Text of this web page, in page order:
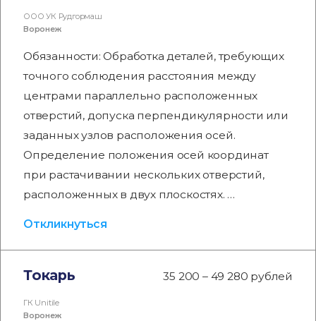
ООО УК Рудгормаш
Воронеж
Обязанности: Обработка деталей, требующих
точного соблюдения расстояния между
центрами параллельно расположенных
отверстий, допуска перпендикулярности или
заданных узлов расположения осей.
Определение положения осей координат
при растачивании нескольких отверстий,
расположенных в двух плоскостях. …
Откликнуться
Токарь 35 200 – 49 280 рублей
ГК Unitile
Воронеж